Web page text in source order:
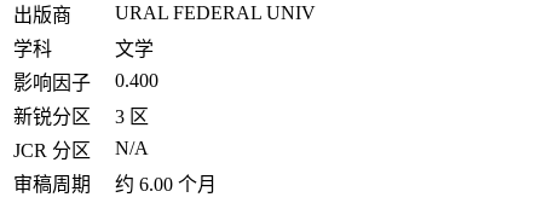
出版商
URAL FEDERAL UNIV
学科
文学
影响因子
0.400
新锐分区
3 区
JCR 分区
N/A
审稿周期
约 6.00 个月